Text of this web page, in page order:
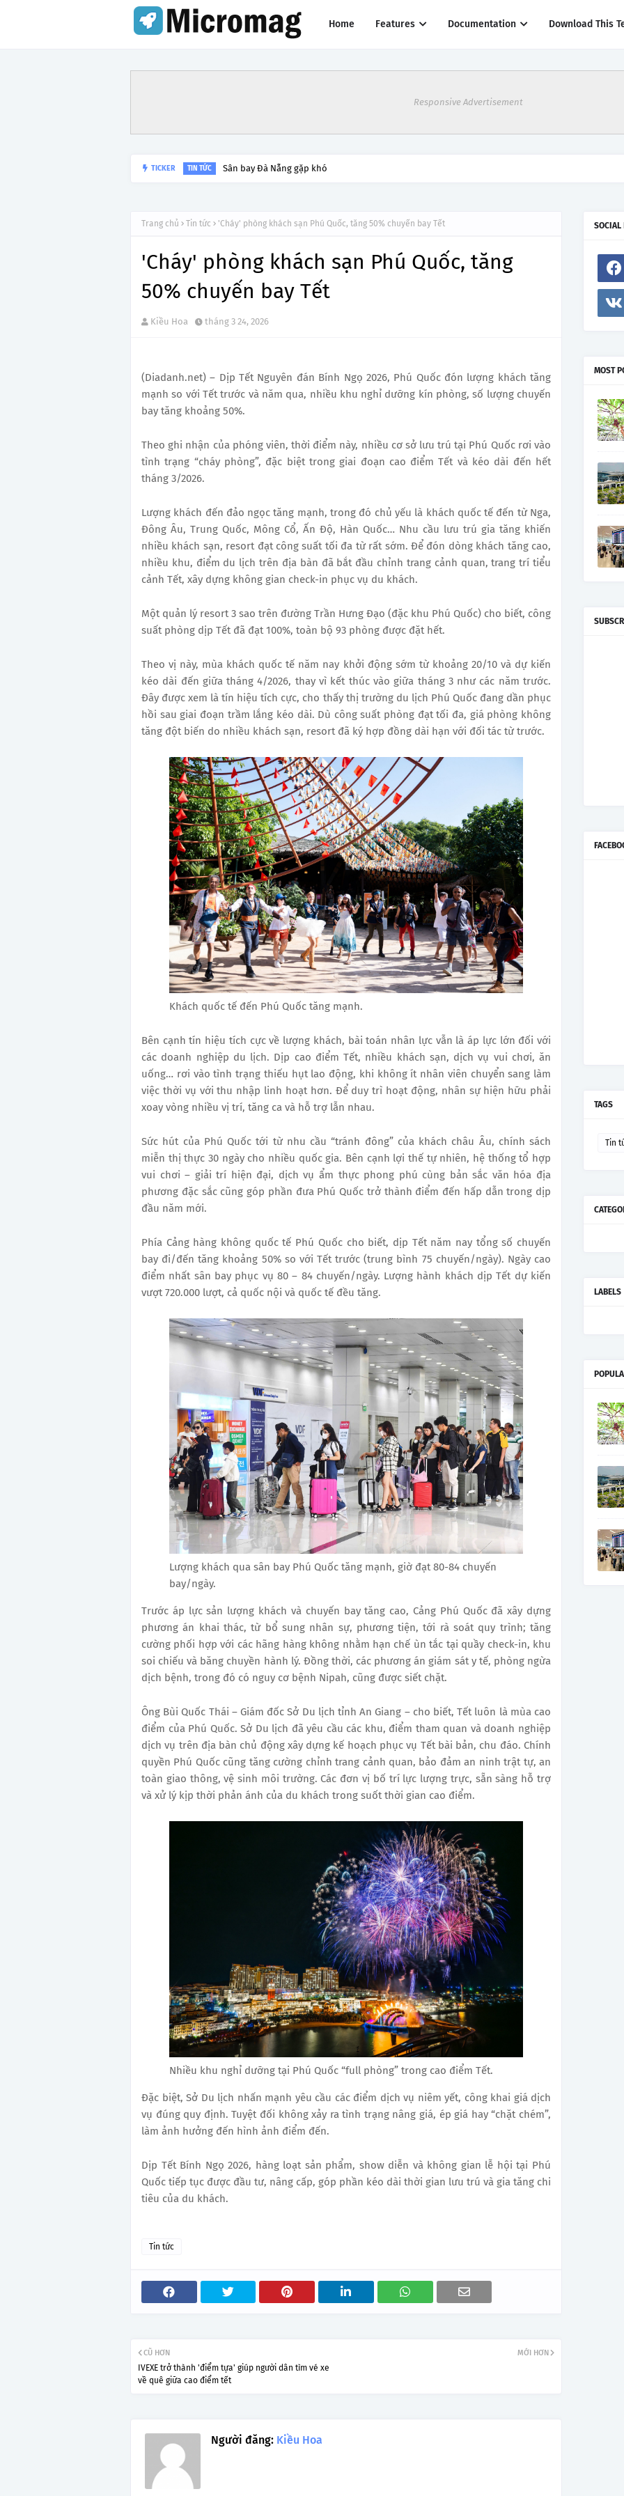
Home Features Documentation Download This
Responsive Advertisement
TICKER TIN TỨC Sân bay Đà Nẵng gặp khó
Trang chủ Tin tức 'Cháy' phòng khách sạn Phú Quốc, tăng 50% chuyến bay Tết
'Cháy' phòng khách sạn Phú Quốc, tăng
50% chuyến bay Tết
Kiều Hoa tháng 3 24, 2026
(Diadanh.net) – Dịp Tết Nguyên đán Bính Ngọ 2026, Phú Quốc đón lượng khách tăng
mạnh so với Tết trước và năm qua, nhiều khu nghỉ dưỡng kín phòng, số lượng chuyến
bay tăng khoảng 50%.
Theo ghi nhận của phóng viên, thời điểm này, nhiều cơ sở lưu trú tại Phú Quốc rơi vào
tình trạng “cháy phòng”, đặc biệt trong giai đoạn cao điểm Tết và kéo dài đến hết
tháng 3/2026.
Lượng khách đến đảo ngọc tăng mạnh, trong đó chủ yếu là khách quốc tế đến từ Nga,
Đông Âu, Trung Quốc, Mông Cổ, Ấn Độ, Hàn Quốc… Nhu cầu lưu trú gia tăng khiến
nhiều khách sạn, resort đạt công suất tối đa từ rất sớm. Để đón dòng khách tăng cao,
nhiều khu, điểm du lịch trên địa bàn đã bắt đầu chỉnh trang cảnh quan, trang trí tiểu
cảnh Tết, xây dựng không gian check-in phục vụ du khách.
Một quản lý resort 3 sao trên đường Trần Hưng Đạo (đặc khu Phú Quốc) cho biết, công
suất phòng dịp Tết đã đạt 100%, toàn bộ 93 phòng được đặt hết.
Theo vị này, mùa khách quốc tế năm nay khởi động sớm từ khoảng 20/10 và dự kiến
kéo dài đến giữa tháng 4/2026, thay vì kết thúc vào giữa tháng 3 như các năm trước.
Đây được xem là tín hiệu tích cực, cho thấy thị trường du lịch Phú Quốc đang dần phục
hồi sau giai đoạn trầm lắng kéo dài. Dù công suất phòng đạt tối đa, giá phòng không
tăng đột biến do nhiều khách sạn, resort đã ký hợp đồng dài hạn với đối tác từ trước.
Khách quốc tế đến Phú Quốc tăng mạnh.
Bên cạnh tín hiệu tích cực về lượng khách, bài toán nhân lực vẫn là áp lực lớn đối với
các doanh nghiệp du lịch. Dịp cao điểm Tết, nhiều khách sạn, dịch vụ vui chơi, ăn
uống… rơi vào tình trạng thiếu hụt lao động, khi không ít nhân viên chuyển sang làm
việc thời vụ với thu nhập linh hoạt hơn. Để duy trì hoạt động, nhân sự hiện hữu phải
xoay vòng nhiều vị trí, tăng ca và hỗ trợ lẫn nhau.
Sức hút của Phú Quốc tới từ nhu cầu “tránh đông” của khách châu Âu, chính sách
miễn thị thực 30 ngày cho nhiều quốc gia. Bên cạnh lợi thế tự nhiên, hệ thống tổ hợp
vui chơi – giải trí hiện đại, dịch vụ ẩm thực phong phú cùng bản sắc văn hóa địa
phương đặc sắc cũng góp phần đưa Phú Quốc trở thành điểm đến hấp dẫn trong dịp
đầu năm mới.
Phía Cảng hàng không quốc tế Phú Quốc cho biết, dịp Tết năm nay tổng số chuyến
bay đi/đến tăng khoảng 50% so với Tết trước (trung bình 75 chuyến/ngày). Ngày cao
điểm nhất sân bay phục vụ 80 – 84 chuyến/ngày. Lượng hành khách dịp Tết dự kiến
vượt 720.000 lượt, cả quốc nội và quốc tế đều tăng.
Lượng khách qua sân bay Phú Quốc tăng mạnh, giờ đạt 80-84 chuyến
bay/ngày.
Trước áp lực sản lượng khách và chuyến bay tăng cao, Cảng Phú Quốc đã xây dựng
phương án khai thác, từ bổ sung nhân sự, phương tiện, tới rà soát quy trình; tăng
cường phối hợp với các hãng hàng không nhằm hạn chế ùn tắc tại quầy check-in, khu
soi chiếu và băng chuyền hành lý. Đồng thời, các phương án giám sát y tế, phòng ngừa
dịch bệnh, trong đó có nguy cơ bệnh Nipah, cũng được siết chặt.
Ông Bùi Quốc Thái – Giám đốc Sở Du lịch tỉnh An Giang – cho biết, Tết luôn là mùa cao
điểm của Phú Quốc.Sở Du lịch đã yêu cầu các khu, điểm tham quan và doanh nghiệp
dịch vụ trên địa bàn chủ động xây dựng kế hoạch phục vụ Tết bài bản, chu đáo. Chính
quyền Phú Quốc cũng tăng cường chỉnh trang cảnh quan, bảo đảm an ninh trật tự, an
toàn giao thông, vệ sinh môi trường. Các đơn vị bố trí lực lượng trực, sẵn sàng hỗ trợ
và xử lý kịp thời phản ánh của du khách trong suốt thời gian cao điểm.
Nhiều khu nghỉ dưỡng tại Phú Quốc “full phòng” trong cao điểm Tết.
Đặc biệt, Sở Du lịch nhấn mạnh yêu cầu các điểm dịch vụ niêm yết, công khai giá dịch
vụ đúng quy định. Tuyệt đối không xảy ra tình trạng nâng giá, ép giá hay “chặt chém”,
làm ảnh hưởng đến hình ảnh điểm đến.
Dịp Tết Bính Ngọ 2026, hàng loạt sản phẩm, show diễn và không gian lễ hội tại Phú
Quốc tiếp tục được đầu tư, nâng cấp, góp phần kéo dài thời gian lưu trú và gia tăng chi
tiêu của du khách.
Tin tức
MỚI HƠN
CŨ HƠN
IVEXE trở thành 'điểm tựa' giúp người dân tìm vé xe
về quê giữa cao điểm tết
Người đăng: Kiều Hoa
SOCIAL
MOST
TAGS
Tin
LABELS